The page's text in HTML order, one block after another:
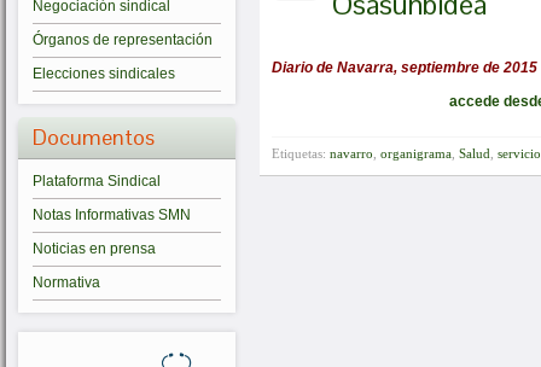
Negociación sindical
Órganos de representación
Elecciones sindicales
Documentos
Plataforma Sindical
Notas Informativas SMN
Noticias en prensa
Normativa
Diario de Navarra, septiembre de 2015
accede
Etiquetas: navarro organigrama Salud servicio